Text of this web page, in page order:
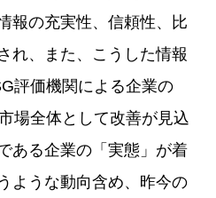
報の充実性、信頼性、比
れ、また、こうした情報
評価機関による企業の
場全体として改善が見込
ある企業の「実態」が着
ような動向含め、昨今の